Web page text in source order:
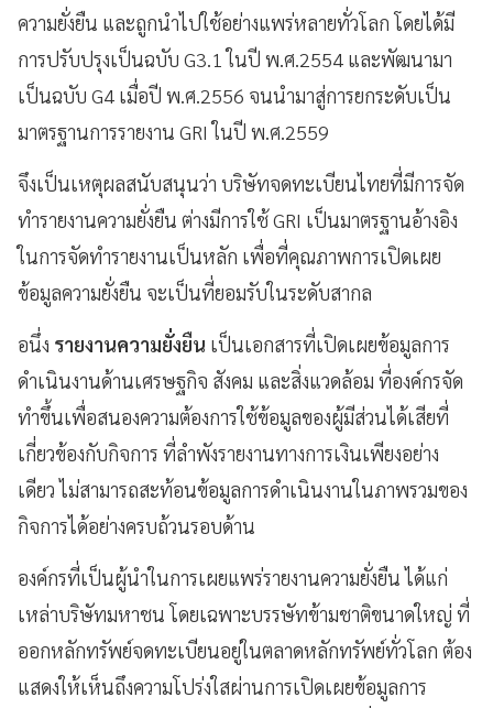
ความยั่งยืน และถูกนำไปใช้อย่างแพร่หลายทั่วโลก โดยได้มี
การปรับปรุงเป็นฉบับ G3.1 ในปี พ.ศ.2554 และพัฒนามา
เป็นฉบับ G4 เมื่อปี พ.ศ.2556 จนนำมาสู่การยกระดับเป็น
มาตรฐานการรายงาน GRI ในปี พ.ศ.2559
จึงเป็นเหตุผลสนับสนุนว่า บริษัทจดทะเบียนไทยที่มีการจัด
ทำรายงานความยั่งยืน ต่างมีการใช้ GRI เป็นมาตรฐานอ้างอิง
ในการจัดทำรายงานเป็นหลัก เพื่อที่คุณภาพการเปิดเผย
ข้อมูลความยั่งยืน จะเป็นที่ยอมรับในระดับสากล
อนึ่ง รายงานความยั่งยืน เป็นเอกสารที่เปิดเผยข้อมูลการ
ดำเนินงานด้านเศรษฐกิจ สังคม และสิ่งแวดล้อม ที่องค์กรจัด
ทำขึ้นเพื่อสนองความต้องการใช้ข้อมูลของผู้มีส่วนได้เสียที่
เกี่ยวข้องกับกิจการ ที่ลำพังรายงานทางการเงินเพียงอย่าง
เดียว ไม่สามารถสะท้อนข้อมูลการดำเนินงานในภาพรวมของ
กิจการได้อย่างครบถ้วนรอบด้าน
องค์กรที่เป็นผู้นำในการเผยแพร่รายงานความยั่งยืน ได้แก่
เหล่าบริษัทมหาชน โดยเฉพาะบรรษัทข้ามชาติขนาดใหญ่ ที่
ออกหลักทรัพย์จดทะเบียนอยู่ในตลาดหลักทรัพย์ทั่วโลก ต้อง
แสดงให้เห็นถึงความโปร่งใสผ่านการเปิดเผยข้อมูลการ